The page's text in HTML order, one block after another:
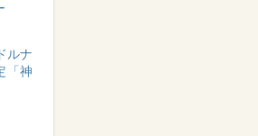
ルナ
「神